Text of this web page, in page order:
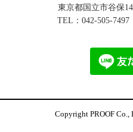
東京都国立市谷保
TEL： 042-505-7497
Copyright PROOF Co.,